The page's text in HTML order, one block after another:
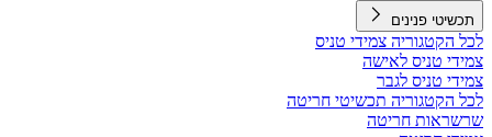
תכשיטי פנינים
לכל הקטגוריה צמידי טניס
צמידי טניס לאישה
צמידי טניס לגבר
לכל הקטגוריה תכשיטי חריטה
שרשראות חריטה